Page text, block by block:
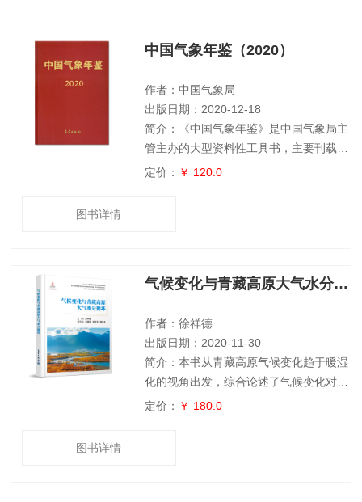
度，提出了人才资源竞争力的概念，研究
门率先构筑了气象人才资源竞争力测量评
价的指标体系
中国气象年鉴（2020）
作者：中国气象局
出版日期：2020-12-18
简介：《中国气象年鉴》是中国气象局主
管主办的大型资料性工具书，主要刊载上
一年度全国气象部门及有关单位的业务、
定价： ￥ 120.0
图书详情
气候变化与青藏高原大气水分循环
作者：徐祥德
出版日期：2020-11-30
简介：本书从青藏高原气候变化趋于暖湿
化的视角出发，综合论述了气候变化对青
藏高原大气水分循环机制产生的重要影
定价： ￥ 180.0
图书详情